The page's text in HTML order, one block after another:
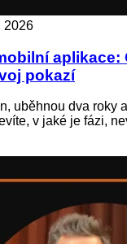
2026
aplikace:
pokazí
uběhnou dva roky
v jaké je fázi,